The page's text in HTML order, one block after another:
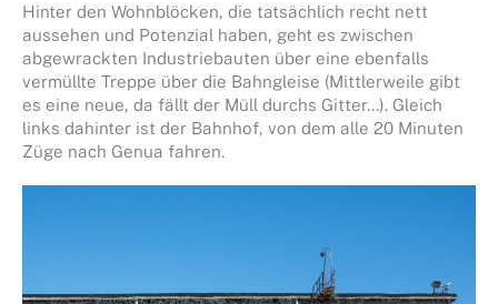
Hinter den Wohnblöcken, die tatsächlich recht nett
aussehen und Potenzial haben, geht es zwischen
abgewrackten Industriebauten über eine ebenfalls
vermüllte Treppe über die Bahngleise (Mittlerweile gibt
es eine neue, da fällt der Müll durchs Gitter…). Gleich
links dahinter ist der Bahnhof, von dem alle 20 Minuten
Züge nach Genua fahren.